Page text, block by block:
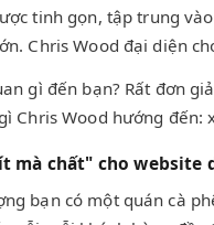
tinh gọn, tập trung
Chris Wood đại diện
gì đến bạn? Rất đơn
Chris Wood hướng
mà chất" cho website
bạn có một quán cà